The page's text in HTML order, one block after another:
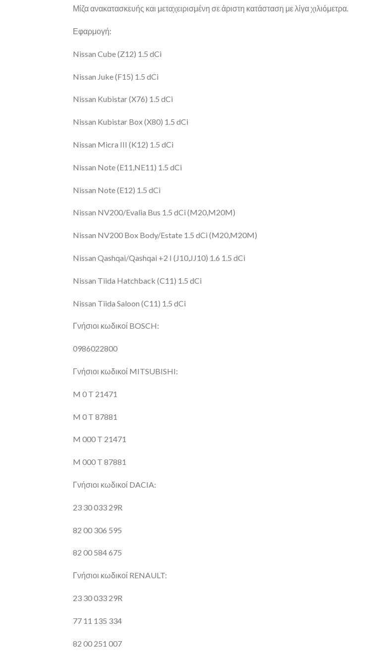
Μίζα ανακατασκευής και μεταχειρισμένη σε άριστη κατάσταση με λίγα χιλιόμετρα.
Εφαρμογή:
Nissan Cube (Z12) 1.5 dCi
Nissan Juke (F15) 1.5 dCi
Nissan Kubistar (X76) 1.5 dCi
Nissan Kubistar Box (X80) 1.5 dCi
Nissan Micra III (K12) 1.5 dCi
Nissan Note (E11,NE11) 1.5 dCi
Nissan Note (E12) 1.5 dCi
Nissan NV200/Evalia Bus 1.5 dCi (M20,M20M)
Nissan NV200 Box Body/Estate 1.5 dCi (M20,M20M)
Nissan Qashqai/Qashqai +2 I (J10,JJ10) 1.6 1.5 dCi
Nissan Tiida Hatchback (C11) 1.5 dCi
Nissan Tiida Saloon (C11) 1.5 dCi
Γνήσιοι κωδικοί BOSCH:
0986022800
Γνήσιοι κωδικοί MITSUBISHI:
M 0 T 21471
M 0 T 87881
M 000 T 21471
M 000 T 87881
Γνήσιοι κωδικοί DACIA:
23 30 033 29R
82 00 306 595
82 00 584 675
Γνήσιοι κωδικοί RENAULT:
23 30 033 29R
77 11 135 334
82 00 251 007